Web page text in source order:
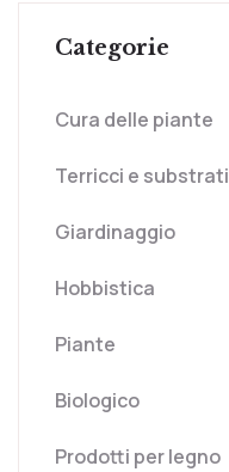
Categorie
Cura delle piante
Terricci e substrati
Giardinaggio
Hobbistica
Piante
Biologico
Prodotti per legno